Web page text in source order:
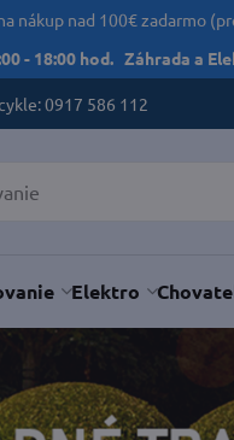
nákup nad 100€ zadarmo
- 18:00 hod. Záhrada a
0917 586 112
Elektro